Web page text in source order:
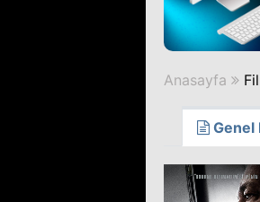
Anasayfa
Genel